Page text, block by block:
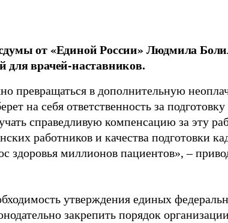
от «Единой России» Людмила
для врачей-наставников.
превращаться в дополнительную
на себя ответственность за
справедливую компенсацию за эту
работников и качества подготовки
здоровья миллионов пациентов», –
утверждения единых
закрепить порядок